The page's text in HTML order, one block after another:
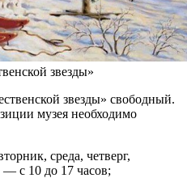
звезды»
звезды» свободный.
музея необходимо
среда, четверг,
— с 10 до 17 часов;